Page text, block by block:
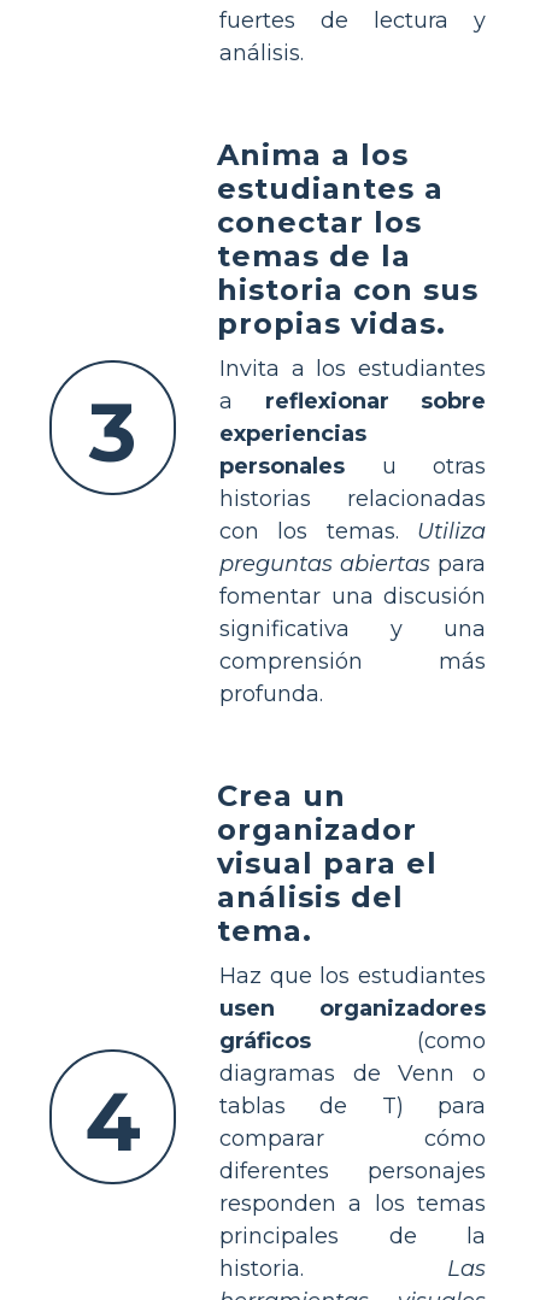
fuertes de lectura y
análisis.
3
Anima a los
estudiantes a
conectar los
temas de la
historia con sus
propias vidas.
Invita a los estudiantes
a reflexionar sobre
experiencias
personales u otras
historias relacionadas
con los temas. Utiliza
preguntas abiertas para
fomentar una discusión
significativa y una
comprensión más
profunda.
4
Crea un
organizador
visual para el
análisis del
tema.
Haz que los estudiantes
usen organizadores
gráficos (como
diagramas de Venn o
tablas de T) para
comparar cómo
diferentes personajes
responden a los temas
principales de la
historia. Las